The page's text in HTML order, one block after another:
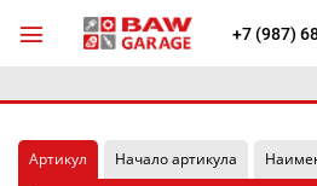
+7 (987)
Артикул Начало артикула